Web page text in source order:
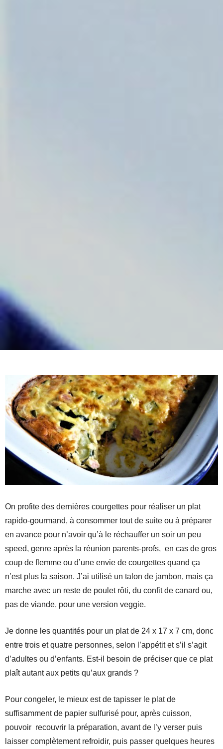
On profite des dernières courgettes pour réaliser un plat
rapido-gourmand, à consommer tout de suite ou à préparer
en avance pour n’avoir qu’à le réchauffer un soir un peu
speed, genre après la réunion parents-profs, en cas de gros
coup de flemme ou d’une envie de courgettes quand ça
n’est plus la saison. J’ai utilisé un talon de jambon, mais ça
marche avec un reste de poulet rôti, du confit de canard ou,
pas de viande, pour une version veggie.
Je donne les quantités pour un plat de 24 x 17 x 7 cm, donc
entre trois et quatre personnes, selon l’appétit et s’il s’agit
d’adultes ou d’enfants. Est-il besoin de préciser que ce plat
plaît autant aux petits qu’aux grands ?
Pour congeler, le mieux est de tapisser le plat de
suffisamment de papier sulfurisé pour, après cuisson,
pouvoir recouvrir la préparation, avant de l’y verser puis
laisser complètement refroidir, puis passer quelques heures